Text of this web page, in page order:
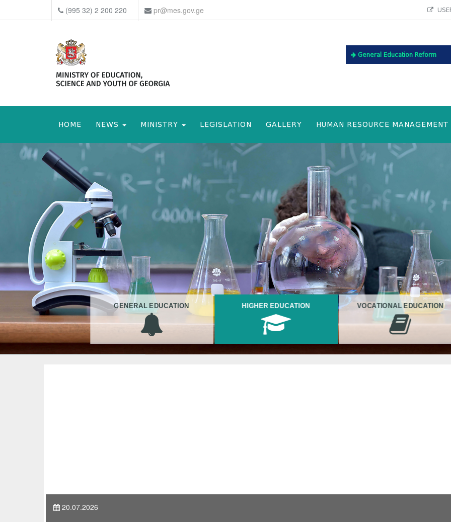
(995 32) 2 200 220 pr@mes.gov.ge
General Education Reform
HOME NEWS MINISTRY LEGISLATION GALLERY HUMAN RESOURCE MANAGEMENT
GENERAL EDUCATION HIGHER EDUCATION VOCATIONAL EDUCATION
26.06.2026